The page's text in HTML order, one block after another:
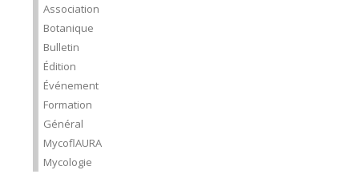
Association
Botanique
Bulletin
Édition
Événement
Formation
Général
MycoflAURA
Mycologie